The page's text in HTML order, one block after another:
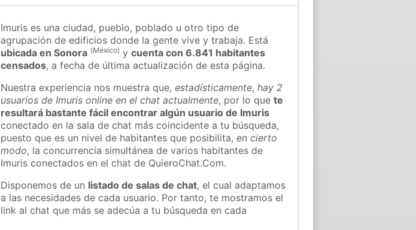
Imuris es una ciudad, pueblo, poblado u otro tipo de
agrupación de edificios donde la gente vive y trabaja. Está
ubicada en Sonora (México) ycuenta con 6.841 habitantes
censados, a fecha de última actualización de esta página.
Nuestra experiencia nos muestra que,estadísticamente,hay 2
usuarios de Imuris online en el chat actualmente, por lo quete
resultará bastante fácil encontrar algún usuario de Imuris
conectado en la sala de chat más coincidente a tu búsqueda,
puesto que es un nivel de habitantes que posibilita,en cierto
modo, la concurrencia simultánea de varios habitantes de
Imuris conectados en el chat de QuieroChat.Com.
Disponemos de un listado de salas de chat, el cual adaptamos
a las necesidades de cada usuario. Por tanto, te mostramos el
link al chat que más se adecúa a tu búsqueda en cada